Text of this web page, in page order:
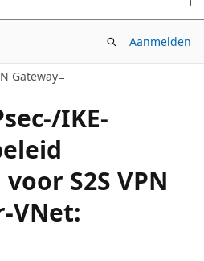
Aanmelden
Gateway
IKE-
S2S VPN
VNet: